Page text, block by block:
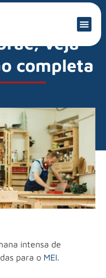
a Semana
veja
completa
intensa de
para o MEI.